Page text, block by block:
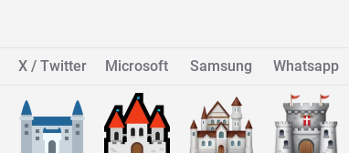
X / Twitter Microsoft Samsung Whatsapp